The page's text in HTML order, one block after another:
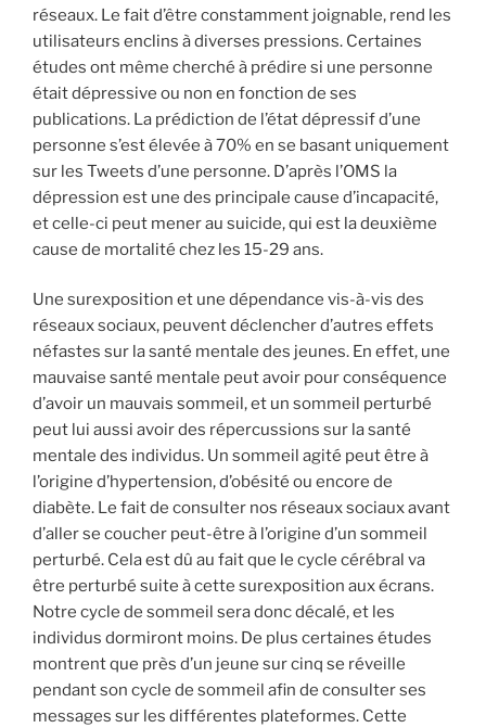
réseaux. Le fait d’être constamment joignable, rend les
utilisateurs enclins à diverses pressions. Certaines
études ont même cherché à prédire si une personne
était dépressive ou non en fonction de ses
publications. La prédiction de l’état dépressif d’une
personne s’est élevée à 70% en se basant uniquement
sur les Tweets d’une personne. D’après l’OMS la
dépression est une des principale cause d’incapacité,
et celle-ci peut mener au suicide, qui est la deuxième
cause de mortalité chez les 15-29 ans.
Une surexposition et une dépendance vis-à-vis des
réseaux sociaux, peuvent déclencher d’autres effets
néfastes sur la santé mentale des jeunes. En effet, une
mauvaise santé mentale peut avoir pour conséquence
d’avoir un mauvais sommeil, et un sommeil perturbé
peut lui aussi avoir des répercussions sur la santé
mentale des individus. Un sommeil agité peut être à
l’origine d’hypertension, d’obésité ou encore de
diabète. Le fait de consulter nos réseaux sociaux avant
d’aller se coucher peut-être à l’origine d’un sommeil
perturbé. Cela est dû au fait que le cycle cérébral va
être perturbé suite à cette surexposition aux écrans.
Notre cycle de sommeil sera donc décalé, et les
individus dormiront moins. De plus certaines études
montrent que près d’un jeune sur cinq se réveille
pendant son cycle de sommeil afin de consulter ses
messages sur les différentes plateformes. Cette